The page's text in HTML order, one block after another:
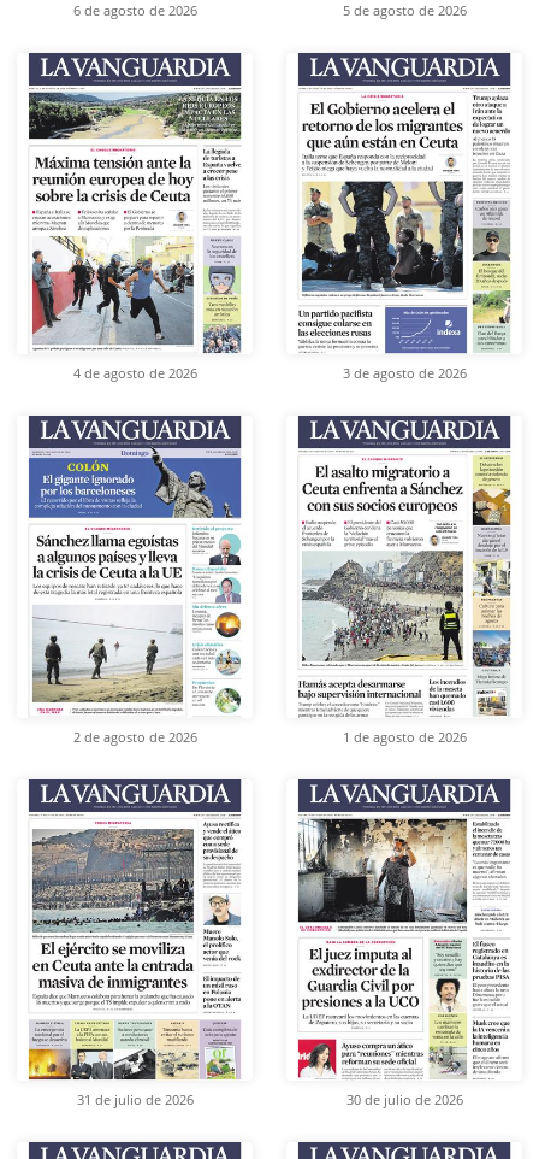
6 de agosto de 2026 5 de agosto de 2026
4 de agosto de 2026 3 de agosto de 2026
2 de agosto de 2026 1 de agosto de 2026
31 de julio de 2026 30 de julio de 2026